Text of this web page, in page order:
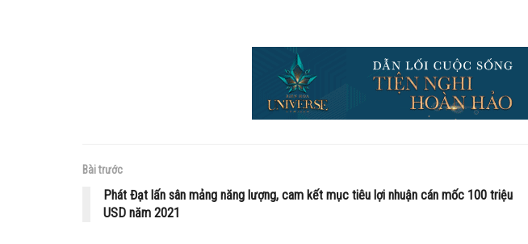
Bài trước
Phát Đạt lấn sân mảng năng lượng, cam kết mục tiêu lợi nhuận cán mốc 100 triệu
USD năm 2021